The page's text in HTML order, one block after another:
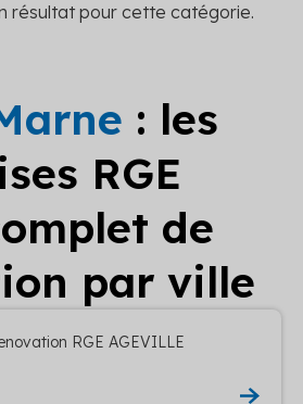
résultat pour cette catégorie.
: les
RGE
de
par ville
RGE AGEVILLE